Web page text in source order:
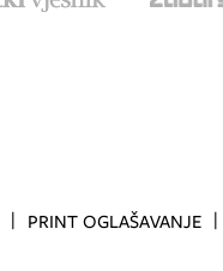
PRINT OGLAŠAVANJE